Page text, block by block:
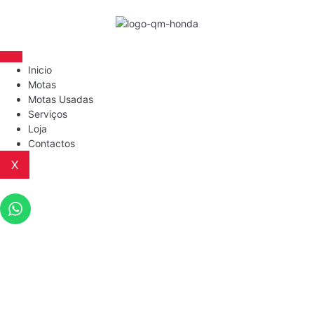
Inicio
Motas
Motas Usadas
Serviços
Loja
Contactos
X